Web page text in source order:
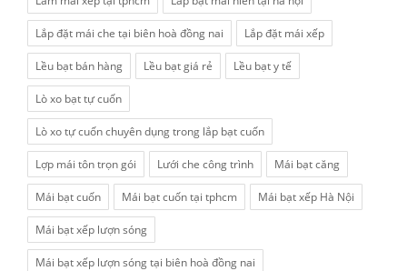
Lắp đặt mái che tại biên hoà đồng nai Lắp đặt mái xếp
Lều bạt bán hàng Lều bạt giá rẻ Lều bạt y tế
Lò xo bạt tự cuốn
Lò xo tự cuốn chuyên dụng trong lắp bạt cuốn
Lợp mái tôn trọn gói Lưới che công trình Mái bạt căng
Mái bạt cuốn Mái bạt cuốn tại tphcm Mái bạt xếp Hà Nội
Mái bạt xếp lượn sóng
Mái bạt xếp lượn sóng tại biên hoà đồng nai